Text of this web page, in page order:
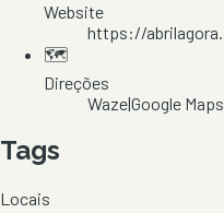
Website
https://
🗺️
Direções
Waze|Google Maps
Tags
Locais